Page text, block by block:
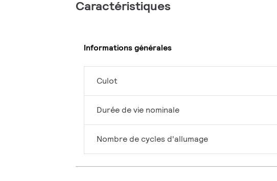
Caractéristiques
Informations générales
Culot
Durée de vie nominale
Nombre de cycles d'allumage